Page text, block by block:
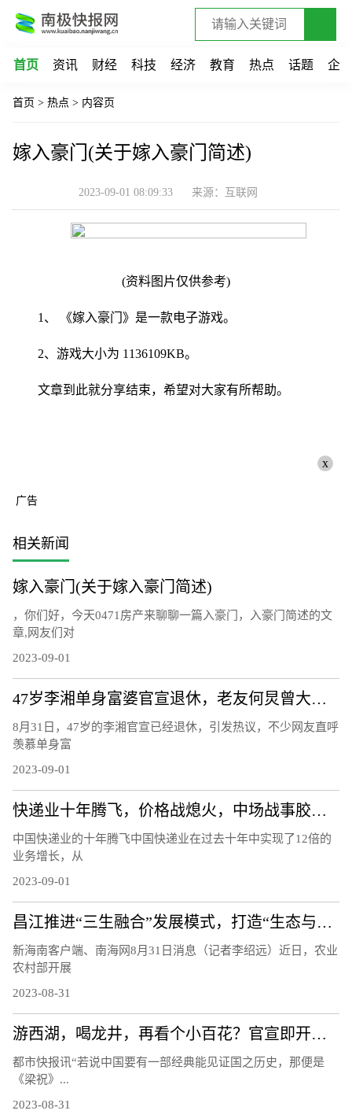
首页 资讯 财经 科技 经济 教育 热点 话题 企业
首页 > 热点 > 内容页
嫁入豪门(关于嫁入豪门简述)
2023-09-01 08:09:33 来源：互联网
(资料图片仅供参考)
1、 《嫁入豪门》是一款电子游戏。
2、游戏大小为 1136109KB。
文章到此就分享结束，希望对大家有所帮助。
x
广告
相关新闻
嫁入豪门(关于嫁入豪门简述)
，你们好，今天0471房产来聊聊一篇入豪门，入豪门简述的文
章,网友们对
2023-09-01
47岁李湘单身富婆官宣退休，老友何炅曾大夸她带自己发家致富：她建议我在北京买房，刚买完就限购了
8月31日，47岁的李湘官宣已经退休，引发热议，不少网友直呼
羡慕单身富
2023-09-01
快递业十年腾飞，价格战熄火，中场战事胶着，硬件先手棋关键|产业链情报站
中国快递业的十年腾飞中国快递业在过去十年中实现了12倍的
业务增长，从
2023-09-01
昌江推进“三生融合”发展模式，打造“生态与产业带动并存型国家乡村振兴示范县”
新海南客户端、南海网8月31日消息（记者李绍远）近日，农业
农村部开展
2023-08-31
游西湖，喝龙井，再看个小百花？官宣即开票，蝴蝶剧场推出“亚运限定”版《梁祝》
都市快报讯“若说中国要有一部经典能见证国之历史，那便是
《梁祝》...
2023-08-31